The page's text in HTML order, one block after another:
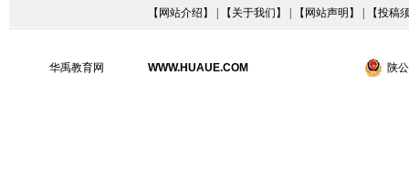
【 网站介绍 】 | 【 关于我们 】 | 【 网站声明 】 | 【投稿
华禹教育网 WWW.HUAUE.COM 陕